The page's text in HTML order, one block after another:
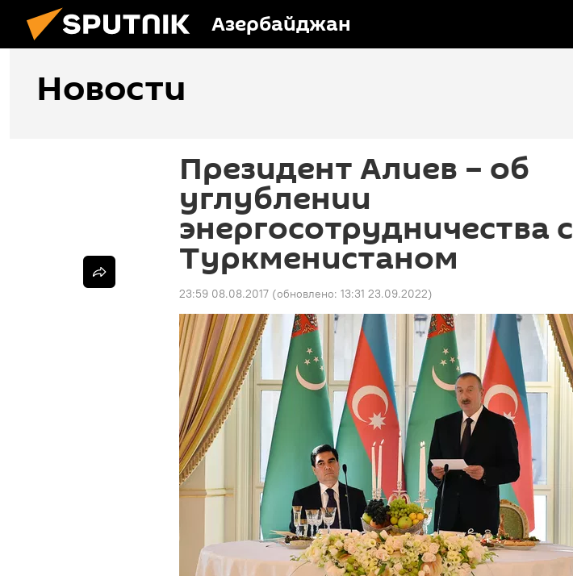
Азербайджан
Новости
Президент Алиев – об
углублении
энергосотрудничества с
Туркменистаном
23:59 08.08.2017 (обновлено: 13:31 23.09.2022)